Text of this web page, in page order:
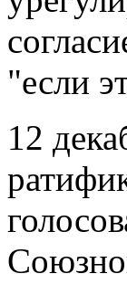
"если
12